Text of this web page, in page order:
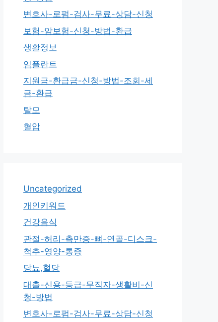
변호사-로펌-검사-무료-상담-신청
보험-암보험-신청-방법-환급
생활정보
임플란트
지원금-환급금-신청-방법-조회-세
금-환급
탈모
혈압
Uncategorized
개인키워드
건강음식
관절-허리-측만증-뼈-연골-디스크-
척추-영양-통증
당뇨,혈당
대출-신용-등급-무직자-생활비-신
청-방법
변호사-로펌-검사-무료-상담-신청